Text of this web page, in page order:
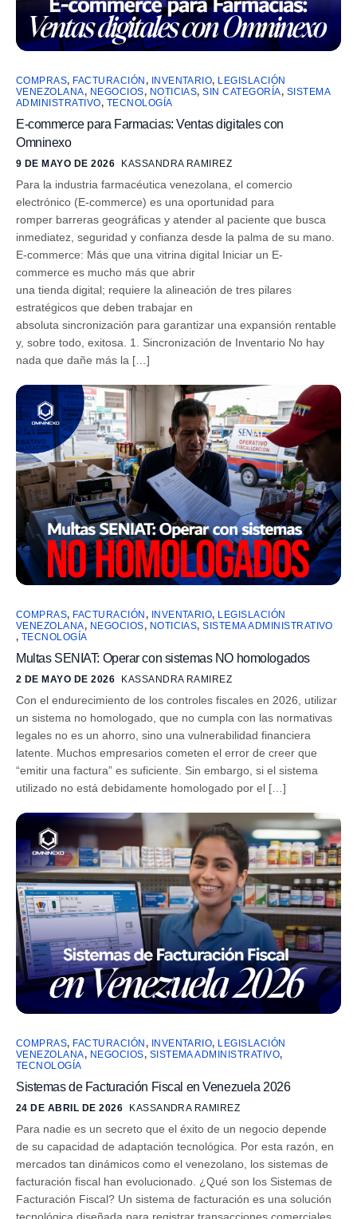
COMPRAS, FACTURACIÓN, INVENTARIO, LEGISLACIÓN
VENEZOLANA, NEGOCIOS, NOTICIAS,SIN CATEGORÍA, SISTEMA
ADMINISTRATIVO, TECNOLOGÍA
E-commerce para Farmacias: Ventas digitales con
Omninexo
9 DE MAYO DE 2026 KASSANDRA RAMIREZ
Para la industria farmacéutica venezolana, el comercio
electrónico (E-commerce) es una oportunidad para
romper barreras geográficas y atender al paciente que busca
inmediatez, seguridad y confianza desde la palma de su mano.
E-commerce: Más que una vitrina digital Iniciar un E-
commerce es mucho más que abrir
una tienda digital; requiere la alineación de tres pilares
estratégicos que deben trabajar en
absoluta sincronización para garantizar una expansión rentable
y, sobre todo, exitosa. 1. Sincronización de Inventario No hay
nada que dañe más la […]
COMPRAS, FACTURACIÓN , INVENTARIO, LEGISLACIÓN
VENEZOLANA, NEGOCIOS, NOTICIAS,SISTEMA ADMINISTRATIVO
, TECNOLOGÍA
Multas SENIAT: Operar con sistemas NO homologados
2 DE MAYO DE 2026 KASSANDRA RAMIREZ
Con el endurecimiento de los controles fiscales en 2026, utilizar
un sistema no homologado, que no cumpla con las normativas
legales no es un ahorro, sino una vulnerabilidad financiera
latente. Muchos empresarios cometen el error de creer que
“emitir una factura” es suficiente. Sin embargo, si el sistema
utilizado no está debidamente homologado por el […]
COMPRAS, FACTURACIÓN, INVENTARIO, LEGISLACIÓN
VENEZOLANA, NEGOCIOS, SISTEMA ADMINISTRATIVO,
TECNOLOGÍA
Sistemas de Facturación Fiscal en Venezuela 2026
24 DE ABRIL DE 2026 KASSANDRA RAMIREZ
Para nadie es un secreto que el éxito de un negocio depende
de su capacidad de adaptación tecnológica. Por esta razón, en
mercados tan dinámicos como el venezolano, los sistemas de
facturación fiscal han evolucionado. ¿Qué son los Sistemas de
Facturación Fiscal? Un sistema de facturación es una solución
tecnológica diseñada para registrar transacciones comerciales,